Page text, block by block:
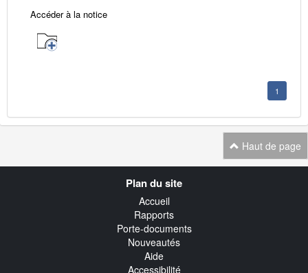
Accéder à la notice
1
Haut de page
Plan du site
Accueil
Rapports
Porte-documents
Nouveautés
Aide
Accessibilité